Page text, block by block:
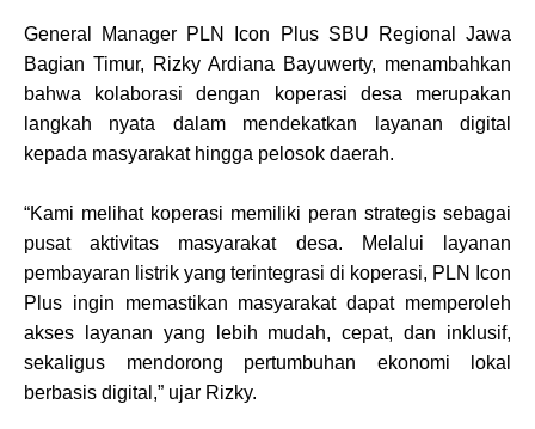
General Manager PLN Icon Plus SBU Regional Jawa
Bagian Timur, Rizky Ardiana Bayuwerty, menambahkan
bahwa kolaborasi dengan koperasi desa merupakan
langkah nyata dalam mendekatkan layanan digital
kepada masyarakat hingga pelosok daerah.
“Kami melihat koperasi memiliki peran strategis sebagai
pusat aktivitas masyarakat desa. Melalui layanan
pembayaran listrik yang terintegrasi di koperasi, PLN Icon
Plus ingin memastikan masyarakat dapat memperoleh
akses layanan yang lebih mudah, cepat, dan inklusif,
sekaligus mendorong pertumbuhan ekonomi lokal
berbasis digital,” ujar Rizky.